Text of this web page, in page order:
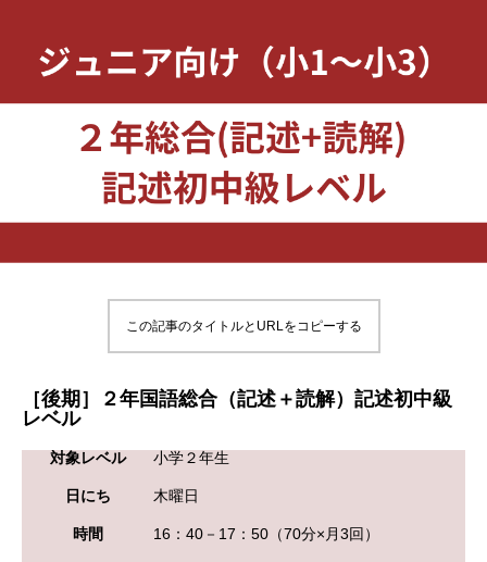
この記事のタイトルとURLをコピーする
［後期］２年国語総合（記述＋読解）記述初中級
レベル
対象レベル 小学２年生
日にち 木曜日
時間 16：40－17：50（70分×月3回）